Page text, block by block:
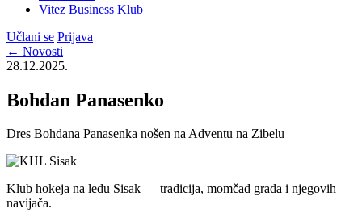
Vitez Business Klub
Učlani se Prijava
← Novosti
28.12.2025.
Bohdan Panasenko
Dres Bohdana Panasenka nošen na Adventu na Zibelu
Klub hokeja na ledu Sisak — tradicija, momčad grada i njegovih
navijača.